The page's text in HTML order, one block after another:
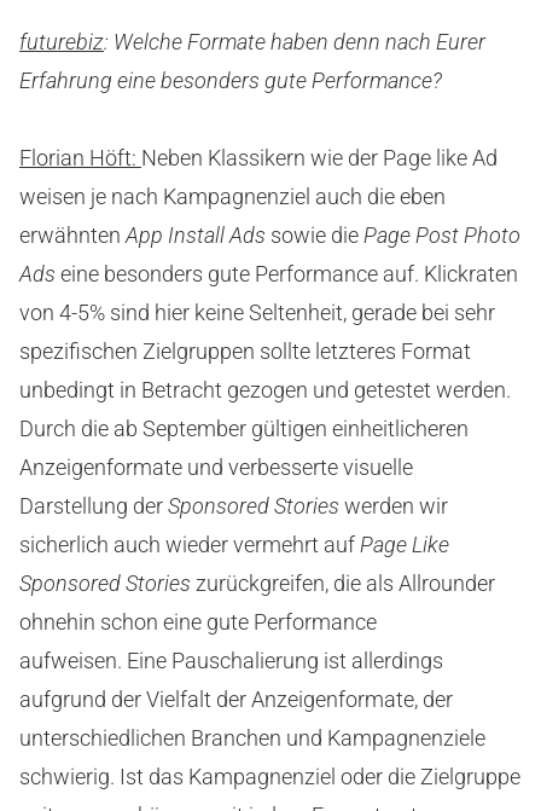
futurebiz: Welche Formate haben denn nach Eurer
Erfahrung eine besonders gute Performance?
Florian Höft: Neben Klassikern wie der Page like Ad
weisen je nach Kampagnenziel auch die eben
erwähnten App Install Ads sowie die Page Post Photo
Ads eine besonders gute Performance auf. Klickraten
von 4-5% sind hier keine Seltenheit, gerade bei sehr
spezifischen Zielgruppen sollte letzteres Format
unbedingt in Betracht gezogen und getestet werden.
Durch die ab September gültigen einheitlicheren
Anzeigenformate und verbesserte visuelle
Darstellung derSponsored Stories werden wir
sicherlich auch wieder vermehrt auf Page Like
Sponsored Stories zurückgreifen, die als Allrounder
ohnehin schon eine gute Performance
aufweisen. Eine Pauschalierung ist allerdings
aufgrund der Vielfalt der Anzeigenformate, der
unterschiedlichen Branchen und Kampagnenziele
schwierig. Ist das Kampagnenziel oder die Zielgruppe